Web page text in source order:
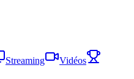
Streaming
Vidéos